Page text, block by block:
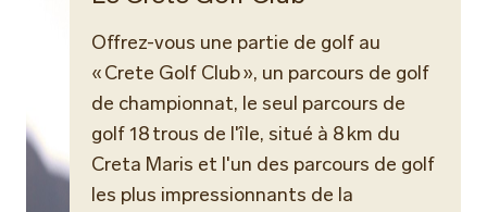
Offrez-vous une partie de golf au
« Crete Golf Club », un parcours de golf
de championnat, le seul parcours de
golf 18 trous de l'île, situé à 8 km du
Creta Maris et l'un des parcours de golf
les plus impressionnants de la